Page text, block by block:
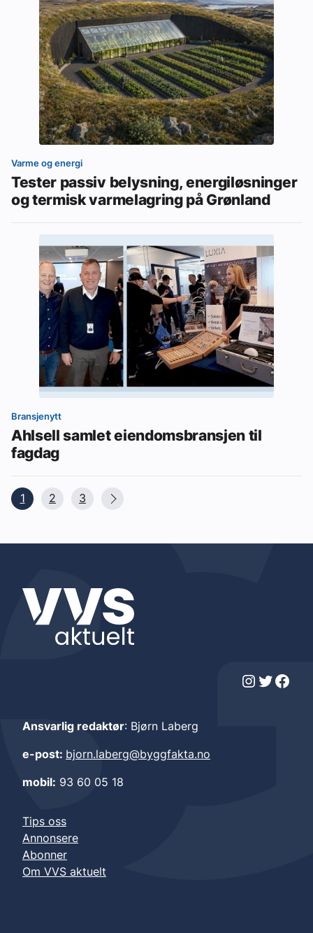
Varme og energi
Tester passiv belysning, energiløsninger
og termisk varmelagring på Grønland
Bransjenytt
Ahlsell samlet eiendomsbransjen til
fagdag
1 2 3
Instagram Twitter Facebook
Ansvarlig redaktør: Bjørn Laberg
e-post: bjorn.laberg@byggfakta.no
mobil: 93 60 05 18
Tips oss
Annonsere
Abonner
Om VVS aktuelt